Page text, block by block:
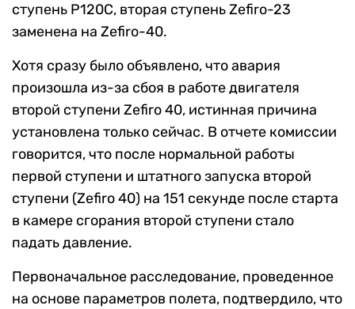
ступень P120C, вторая ступень Zefiro-23
заменена на Zefiro-40.
Хотя сразу было объявлено, что авария
произошла из-за сбоя в работе двигателя
второй ступени Zefiro 40, истинная причина
установлена только сейчас. В отчете комиссии
говорится, что после нормальной работы
первой ступени и штатного запуска второй
ступени (Zefiro 40) на 151 секунде после старта
в камере сгорания второй ступени стало
падать давление.
Первоначальное расследование, проведенное
на основе параметров полета, подтвердило, что